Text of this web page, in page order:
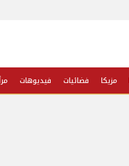
مزيكا فضائيات فيديوهات